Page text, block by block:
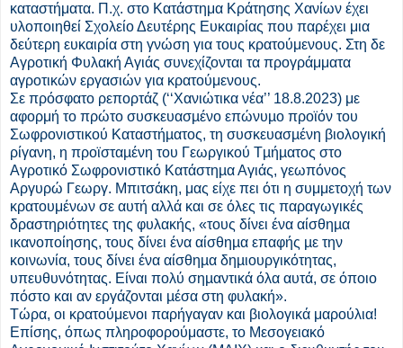
καταστήματα. Π.χ. στο Κατάστημα Κράτησης Χανίων έχει
υλοποιηθεί Σχολείο Δευτέρης Ευκαιρίας που παρέχει μια
δεύτερη ευκαιρία στη γνώση για τους κρατούμενους. Στη δε
Αγροτική Φυλακή Αγιάς συνεχίζονται τα προγράμματα
αγροτικών εργασιών για κρατούμενους.
Σε πρόσφατο ρεπορτάζ (‘‘Χανιώτικα νέα’’ 18.8.2023) με
αφορμή το πρώτο συσκευασµένο επώνυµο προϊόν του
Σωφρονιστικού Καταστήµατος, τη συσκευασµένη βιολογική
ρίγανη, η προϊσταµένη του Γεωργικού Τµήµατος στο
Αγροτικό Σωφρονιστικό Κατάστηµα Αγιάς, γεωπόνος
Αργυρώ Γεωργ. Μπιτσάκη, μας είχε πει ότι η συμμετοχή των
κρατουμένων σε αυτή αλλά και σε όλες τις παραγωγικές
δραστηριότητες της φυλακής, «τους δίνει ένα αίσθηµα
ικανοποίησης, τους δίνει ένα αίσθηµα επαφής µε την
κοινωνία, τους δίνει ένα αίσθηµα δηµιουργικότητας,
υπευθυνότητας. Είναι πολύ σηµαντικά όλα αυτά, σε όποιο
πόστο και αν εργάζονται µέσα στη φυλακή».
Τώρα, οι κρατούμενοι παρήγαγαν και βιολογικά μαρούλια!
Επίσης, όπως πληροφορούμαστε, το Μεσογειακό